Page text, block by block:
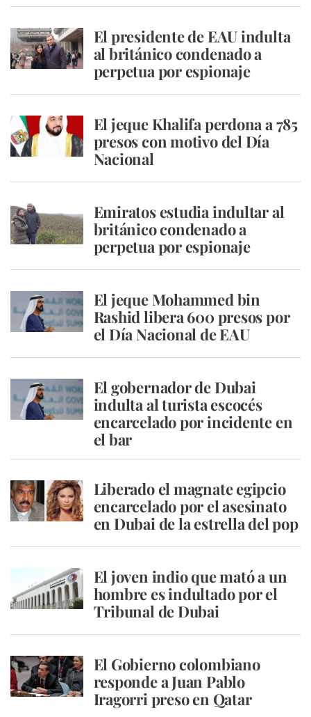
El presidente de EAU indulta
al británico condenado a
perpetua por espionaje
El jeque Khalifa perdona a 785
presos con motivo del Día
Nacional
Emiratos estudia indultar al
británico condenado a
perpetua por espionaje
El jeque Mohammed bin
Rashid libera 600 presos por
el Día Nacional de EAU
El gobernador de Dubai
indulta al turista escocés
encarcelado por incidente en
el bar
Liberado el magnate egipcio
encarcelado por el asesinato
en Dubai de la estrella del pop
El joven indio que mató a un
hombre es indultado por el
Tribunal de Dubai
El Gobierno colombiano
responde a Juan Pablo
Iragorri preso en Qatar